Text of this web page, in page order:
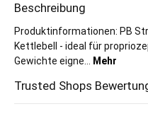
Beschreibung
Produktinformationen: PB
Kettlebell - ideal für
Gewichte eigne…
Mehr
Trusted Shops